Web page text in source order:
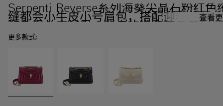
Serpenti Reverse系列海葵尖晶石粉红色
缝都会小牛皮小号肩包，搭配迎春花石英
粉色小羊皮衬里。迷人的浅金镀金黄铜蛇
首磁扣，点缀红色珐琅双眼。
查看
更多款式: